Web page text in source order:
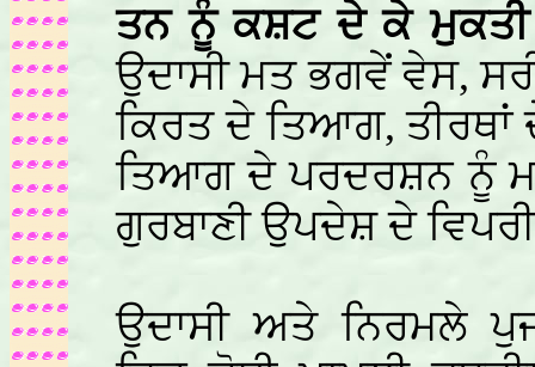
ਤਨ ਨੂੰ ਕਸ਼ਟ ਦੇ ਕੇ
ਉਦਾਸੀ ਮਤ ਭਗਵੇਂ ਵੇਸ,
ਕਿਰਤ ਦੇ ਤਿਆਗ,
ਤਿਆਗ ਦੇ ਪਰਦਰਸ਼ਨ ਨੂੰ
ਗੁਰਬਾਣੀ ਉਪਦੇਸ਼ ਦੇ
ਉਦਾਸੀ ਅਤੇ ਨਿਰਮਲੇ